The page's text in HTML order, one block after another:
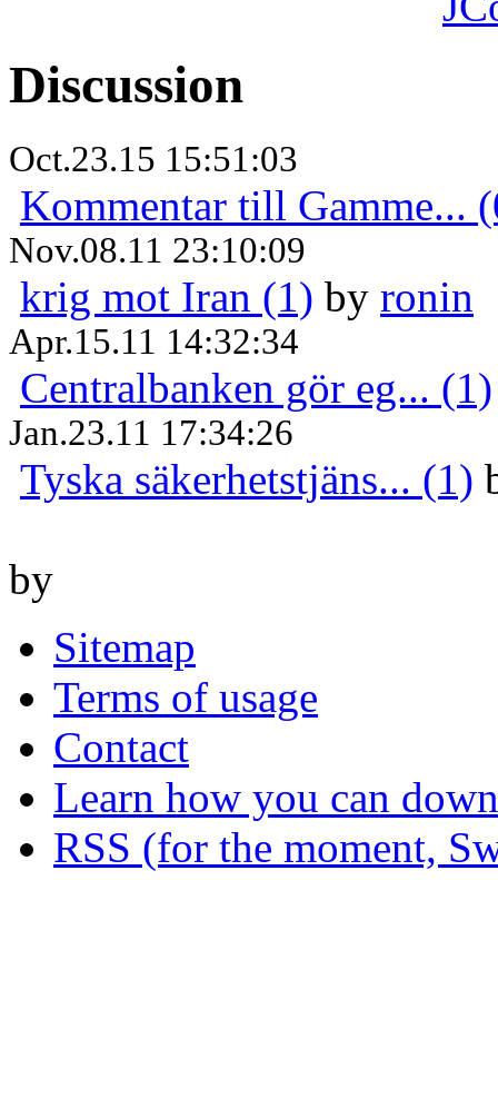
Discussion
Oct.23.15 15:51:03
Kommentar till Gamme...
Nov.08.11 23:10:09
krig mot Iran (1) by ronin
Apr.15.11 14:32:34
Centralbanken gör eg... (1)
Jan.23.11 17:34:26
Tyska säkerhetstjäns... (1)
by
Sitemap
Terms of usage
Contact
Learn how you can
RSS (for the moment,